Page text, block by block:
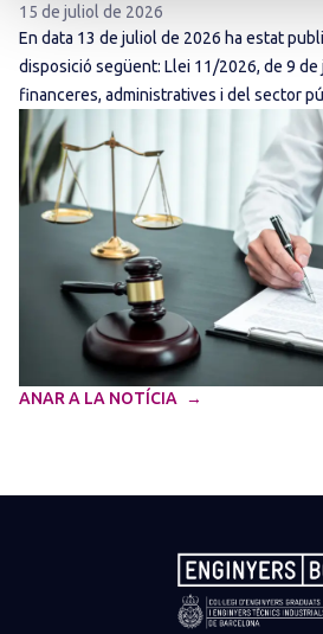
15 de juliol de 2026
En data 13 de juliol de 2026 ha estat
disposició següent: Llei 11/2026, de 9
financeres, administratives i del sector
ANAR A LA NOTÍCIA